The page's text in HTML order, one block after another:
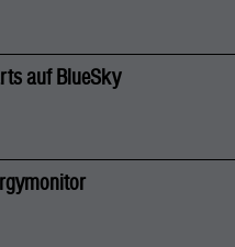
auf BlueSky